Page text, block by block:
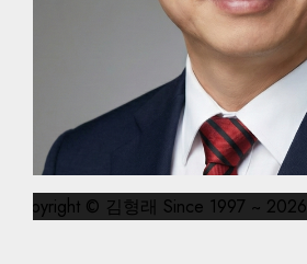
Copyright © 김형래 Since 1997 ~